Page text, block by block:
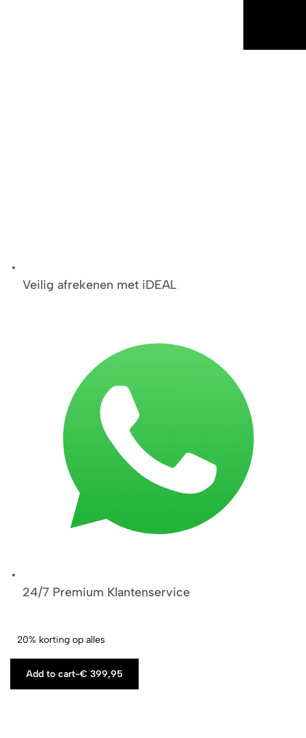
Veilig afrekenen met iDEAL
24/7 Premium Klantenservice
20% korting op alles
Add to cart-€ 399,95